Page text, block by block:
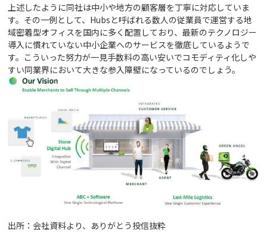
上述したように同社は中小や地方の顧客層を丁寧に対応していま
す。その一例として、Hubsと呼ばれる数人の従業員で運営する地
域密着型オフィスを国内に多く配置しており、最新のテクノロジー
導入に慣れていない中小企業へのサービスを徹底しているようで
す。こういった努力が一見手数料の高い安いでコモディティ化しや
すい同業界において大きな参入障壁になっているのでしょう。
出所：会社資料より、ありがとう投信抜粋